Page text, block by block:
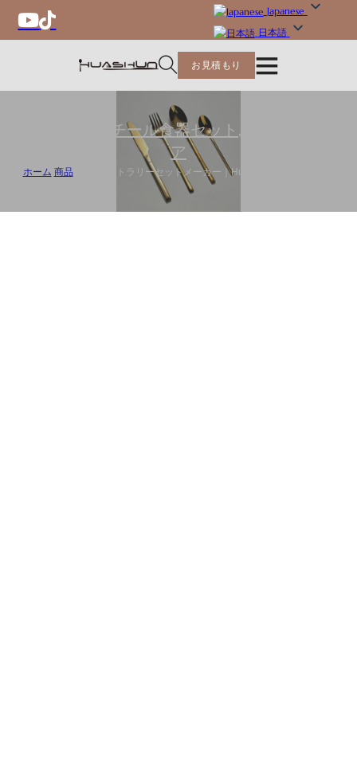
Japanese
日本語
お見積もり
ステンレススチール食器セット ,
ア
ホーム 商品 卸売り カトラリーセットメーカー｜Huashun 24pc Flatware